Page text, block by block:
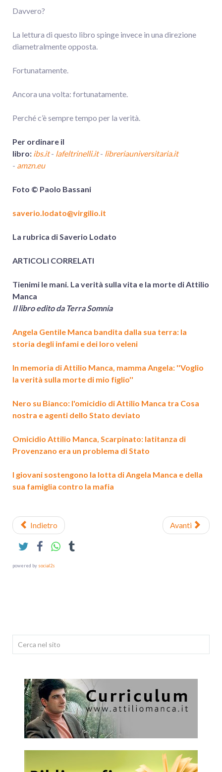
Davvero?
La lettura di questo libro spinge invece in una direzione
diametralmente opposta.
Fortunatamente.
Ancora una volta: fortunatamente.
Perché c’è sempre tempo per la verità.
Per ordinare il
libro: ibs.it- lafeltrinelli.it- libreriauniversitaria.it
- amzn.eu
Foto © Paolo Bassani
saverio.lodato@virgilio.it
La rubrica di Saverio Lodato
ARTICOLI CORRELATI
Tienimi le mani. La verità sulla vita e la morte di Attilio
Manca
Il libro edito da Terra Somnia
Angela Gentile Manca bandita dalla sua terra: la
storia degli infami e dei loro veleni
In memoria di Attilio Manca, mamma Angela: ''Voglio
la verità sulla morte di mio figlio''
Nero su Bianco: l'omicidio di Attilio Manca tra Cosa
nostra e agenti dello Stato deviato
Omicidio Attilio Manca, Scarpinato: latitanza di
Provenzano era un problema di Stato
I giovani sostengono la lotta di Angela Manca e della
sua famiglia contro la mafia
Indietro Avanti
powered by social2s
Cerca...